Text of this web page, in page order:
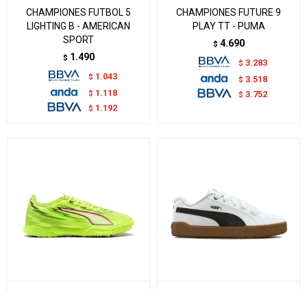
CHAMPIONES FUTBOL 5
LIGHTING B - AMERICAN
SPORT
$ 1.490
$ 1.043
$ 1.118
$ 1.192
CHAMPIONES FUTURE 9
PLAY TT - PUMA
$ 4.690
$ 3.283
$ 3.518
$ 3.752